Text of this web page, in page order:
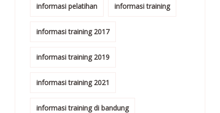
informasi pelatihan informasi training
informasi training 2017
informasi training 2019
informasi training 2021
informasi training di bandung